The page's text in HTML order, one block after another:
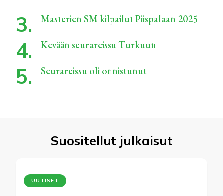
Masterien SM kilpailut Piispalaan 2025
Kevään seurareissu Turkuun
Seurareissu oli onnistunut
Suositellut julkaisut
UUTISET